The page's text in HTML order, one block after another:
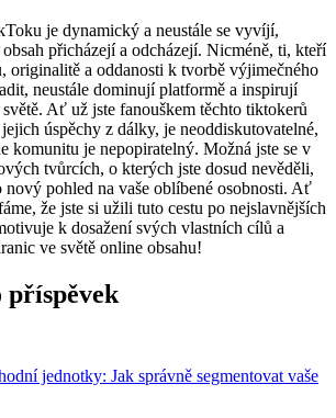
je dynamický a neustále se vyvíjí,
přicházejí a odcházejí. Nicméně, ti, kteří
originalitě a oddanosti k tvorbě výjimečného
neustále dominují platformě a inspirují
Ať už jste fanouškem těchto tiktokerů
úspěchy z dálky, je neoddiskutovatelné,
komunitu je nepopiratelný. Možná jste se v
tvůrcích, o kterých jste dosud nevěděli,
nový pohled na vaše oblíbené osobnosti. Ať
že jste si užili tuto cestu po nejslavnějších
k dosažení svých vlastních cílů a
ve světě online obsahu!
příspěvek
jednotky: Jak správně segmentovat vaše